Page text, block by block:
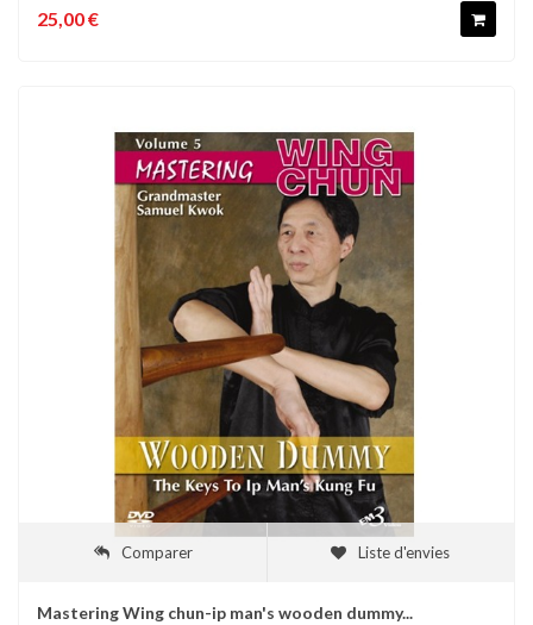
25,00 €
Comparer Liste d'envies
Mastering Wing chun-ip man's wooden dummy...